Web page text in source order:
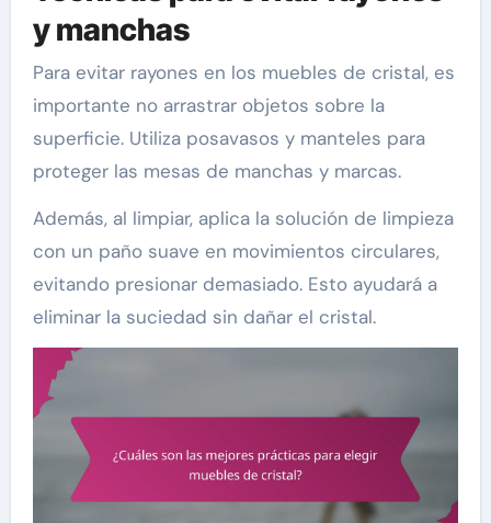
y manchas
Para evitar rayones en los muebles de cristal, es
importante no arrastrar objetos sobre la
superficie. Utiliza posavasos y manteles para
proteger las mesas de manchas y marcas.
Además, al limpiar, aplica la solución de limpieza
con un paño suave en movimientos circulares,
evitando presionar demasiado. Esto ayudará a
eliminar la suciedad sin dañar el cristal.